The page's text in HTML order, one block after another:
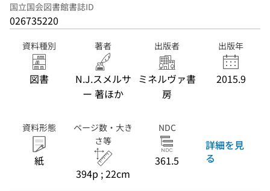
国立国会図書館書誌ID
026735220
資料種別
図書
著者
N.J.スメルサ
ー 著ほか
出版者
ミネルヴァ書
房
出版年
2015.9
資料形態
紙
ページ数・大き
さ等
394p ; 22cm
NDC
361.5
詳細を見
る